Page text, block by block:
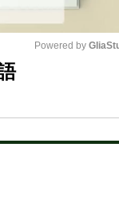
Powered by